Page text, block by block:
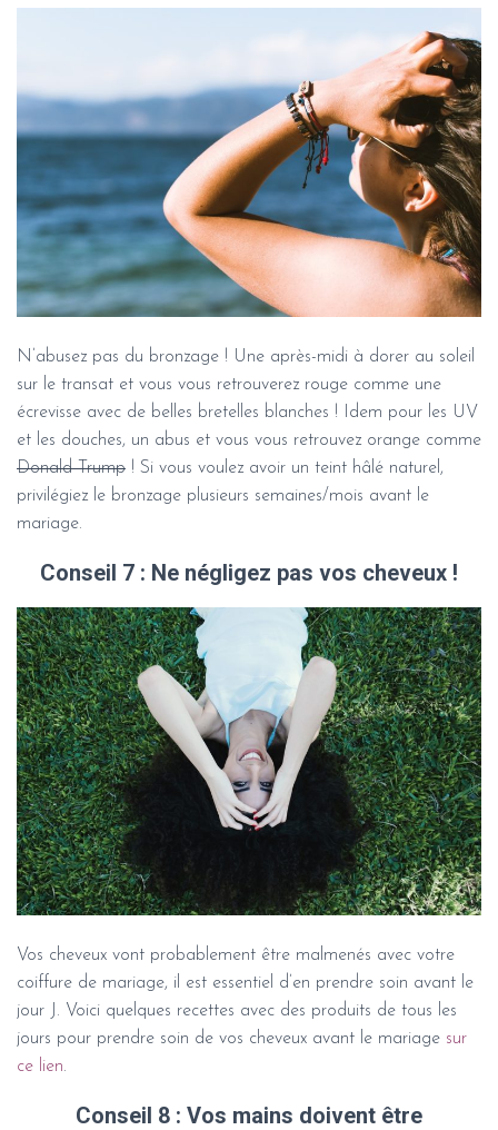
N’abusez pas du bronzage ! Une après-midi à dorer au soleil
sur le transat et vous vous retrouverez rouge comme une
écrevisse avec de belles bretelles blanches ! Idem pour les UV
et les douches, un abus et vous vous retrouvez orange comme
Donald Trump ! Si vous voulez avoir un teint hâlé naturel,
privilégiez le bronzage plusieurs semaines/mois avant le
mariage.
Conseil 7 : Ne négligez pas vos cheveux !
Vos cheveux vont probablement être malmenés avec votre
coiffure de mariage, il est essentiel d’en prendre soin avant le
jour J. Voici quelques recettes avec des produits de tous les
jours pour prendre soin de vos cheveux avant le mariage sur
ce lien.
Conseil 8 : Vos mains doivent être